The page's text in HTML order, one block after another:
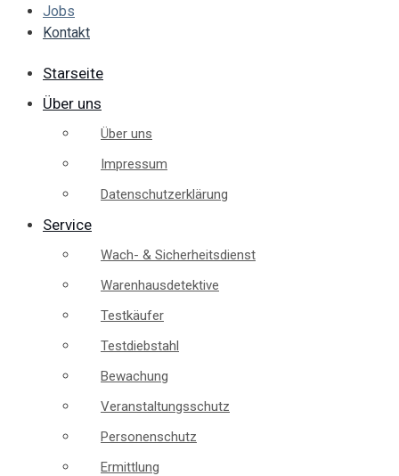
Jobs
Kontakt
Starseite
Über uns
Über uns
Impressum
Datenschutzerklärung
Service
Wach- & Sicherheitsdienst
Warenhausdetektive
Testkäufer
Testdiebstahl
Bewachung
Veranstaltungsschutz
Personenschutz
Ermittlung